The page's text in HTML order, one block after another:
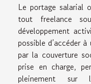
Le portage salarial
tout freelance
développement
possible d’accéder
par la couverture
prise en charge,
pleinement sur